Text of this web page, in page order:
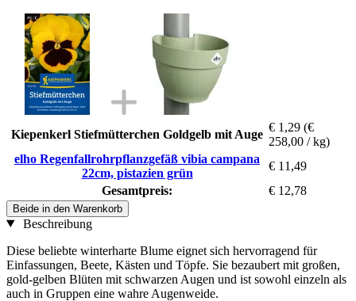
Kiepenkerl Stiefmütterchen Goldgelb mit Auge
€ 1,29 (€
258,00 / kg)
elho Regenfallrohrpflanzgefäß vibia campana
22cm, pistazien grün
€ 11,49
Gesamtpreis:
€ 12,78
Beide in den Warenkorb
Beschreibung
Diese beliebte winterharte Blume eignet sich hervorragend für
Einfassungen, Beete, Kästen und Töpfe. Sie bezaubert mit großen,
gold-gelben Blüten mit schwarzen Augen und ist sowohl einzeln als
auch in Gruppen eine wahre Augenweide.